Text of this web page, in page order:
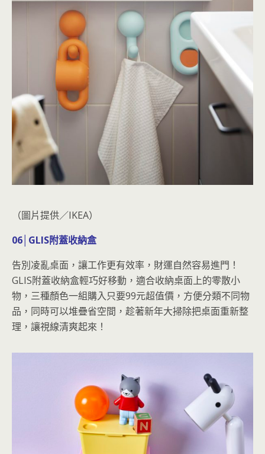
（圖片提供／IKEA）
06│GLIS附蓋收納盒
告別凌亂桌面，讓工作更有效率，財運自然容易進門！
GLIS附蓋收納盒輕巧好移動，適合收納桌面上的零散小
物，三種顏色一組購入只要99元超值價，方便分類不同物
品，同時可以堆疊省空間，趁著新年大掃除把桌面重新整
理，讓視線清爽起來！